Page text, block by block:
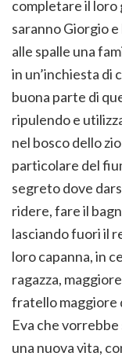
completare il loro
saranno Giorgio
alle spalle una
in un’inchiesta di
buona parte di
ripulendo e
nel bosco dello
particolare del
segreto dove
ridere, fare il
lasciando fuori il
loro capanna, in
ragazza,
fratello maggiore
Eva che
una nuova vita,